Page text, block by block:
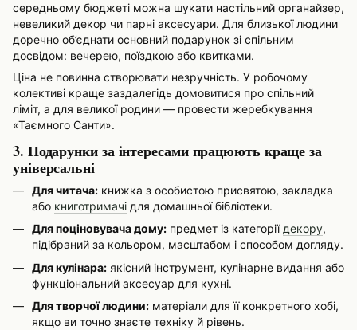
середньому бюджеті можна шукати настільний органайзер,
невеликий декор чи парні аксесуари. Для близької людини
доречно об’єднати основний подарунок зі спільним
досвідом: вечерею, поїздкою або квитками.
Ціна не повинна створювати незручність. У робочому
колективі краще заздалегідь домовитися про спільний
ліміт, а для великої родини — провести жеребкування
«Таємного Санти».
3. Подарунки за інтересами працюють краще за
універсальні
Для читача: книжка з особистою присвятою, закладка
або книготримачі для домашньої бібліотеки.
Для поціновувача дому: предмет із категоріїдекору,
підібраний за кольором, масштабом і способом догляду.
Для кулінара: якісний інструмент, кулінарне видання або
функціональний аксесуар для кухні.
Для творчої людини: матеріали для її конкретного хобі,
якщо ви точно знаєте техніку й рівень.